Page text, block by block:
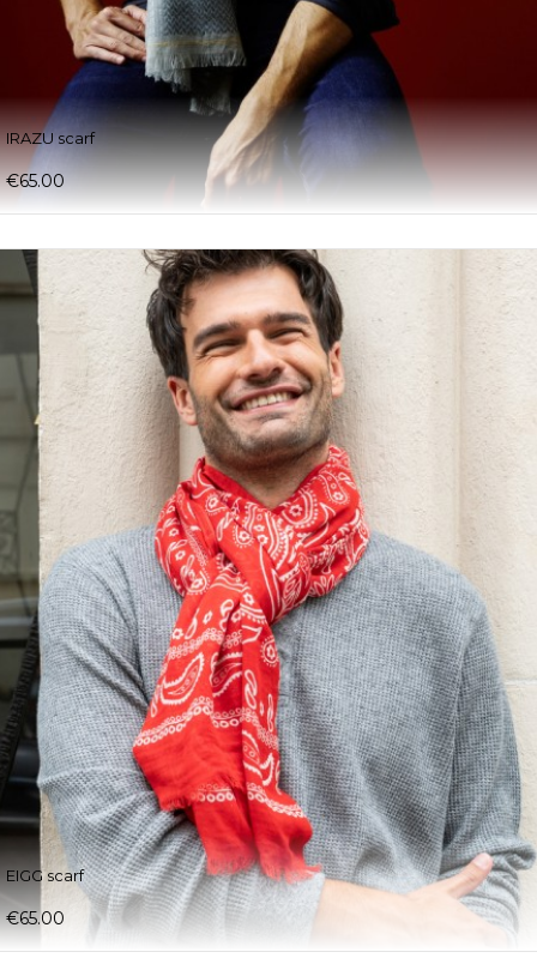
IRAZU scarf
€65.00
EIGG scarf
€65.00